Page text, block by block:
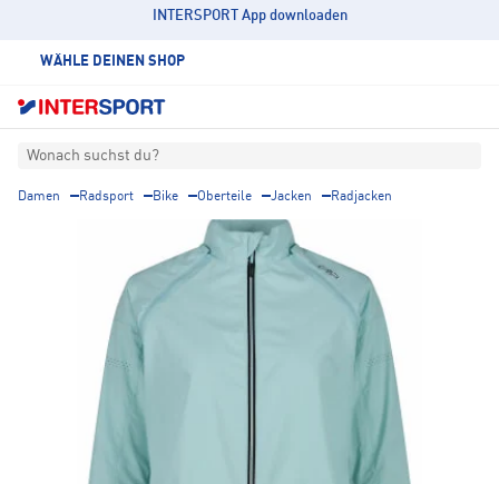
INTERSPORT App downloaden
WÄHLE DEINEN SHOP
Wonach suchst du?
Damen Radsport Bike Oberteile Jacken Radjacken